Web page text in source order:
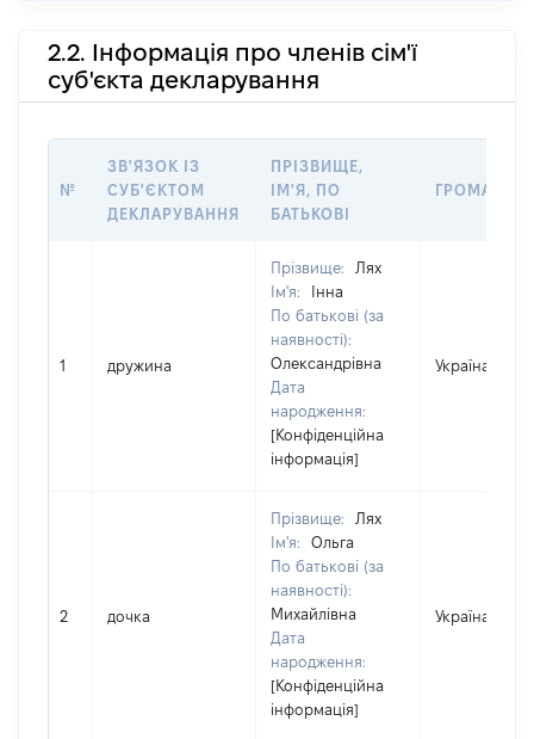
2.2. Інформація про членів сім'ї
суб'єкта декларування
№
ЗВ'ЯЗОК ІЗ
СУБ'ЄКТОМ
ДЕКЛАРУВАННЯ
ПРІЗВИЩЕ,
ІМ'Я, ПО
БАТЬКОВІ
1 дружина
Прізвище:
Лях
Ім'я:
Інна
По батькові (за
наявності):
Олександрівна
Дата
народження:
[Конфіденційна
інформація]
Україна
2 дочка
Прізвище:
Лях
Ім'я:
Ольга
По батькові (за
наявності):
Михайлівна
Дата
народження:
[Конфіденційна
інформація]
Україна